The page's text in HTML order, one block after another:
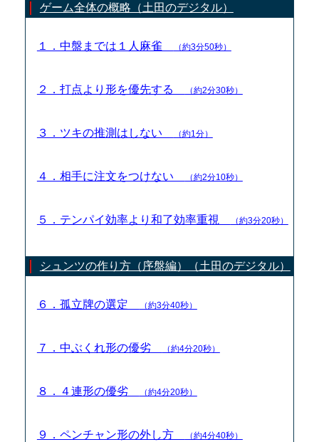
ゲーム全体の概略（土田のデジタル）
１．中盤までは１人麻雀 （約3分50秒）
２．打点より形を優先する （約2分30秒）
３．ツキの推測はしない （約1分）
４．相手に注文をつけない （約2分10秒）
５．テンパイ効率より和了効率重視 （約3分20秒）
シュンツの作り方（序盤編）（土田のデジタル）
６．孤立牌の選定 （約3分40秒）
７．中ぶくれ形の優劣 （約4分20秒）
８．４連形の優劣 （約4分20秒）
９．ペンチャン形の外し方 （約4分40秒）